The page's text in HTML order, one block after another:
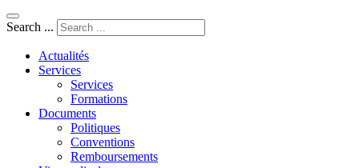
Search ...
Actualités
Services
Services
Formations
Documents
Politiques
Conventions
Remboursements